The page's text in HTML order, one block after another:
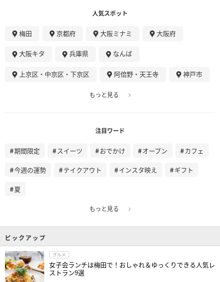
人気スポット
梅田 京都府 大阪ミナミ 大阪府
大阪キタ 兵庫県 なんば
上京区・中京区・下京区 阿倍野・天王寺 神戸市
もっと見る
注目ワード
期間限定 スイーツ おでかけ オープン カフェ
今週の運勢 テイクアウト インスタ映え ギフト
夏
もっと見る
ピックアップ
グルメ
女子会ランチは梅田で！おしゃれ＆ゆっくりできる人気レ
ストラン9選